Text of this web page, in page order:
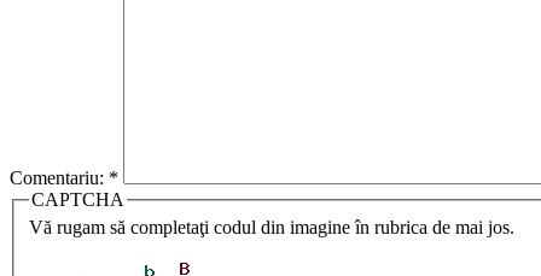
Comentariu: *
CAPTCHA
Vă rugam să completaţi codul din imagine în rubrica de mai jos.